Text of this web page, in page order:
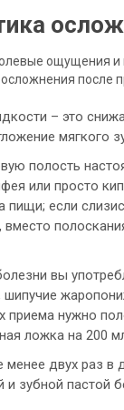
ощущения и
после
– это
мягкого
полость
или просто
пищи; если
вместо
вы
шипучие
приема нужно
ложка на 200
менее двух раз в
и зубной пастой